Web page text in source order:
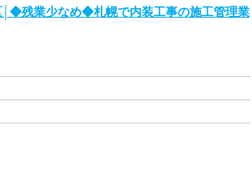
│◆残業少なめ◆札幌で内装工事の施工管理業